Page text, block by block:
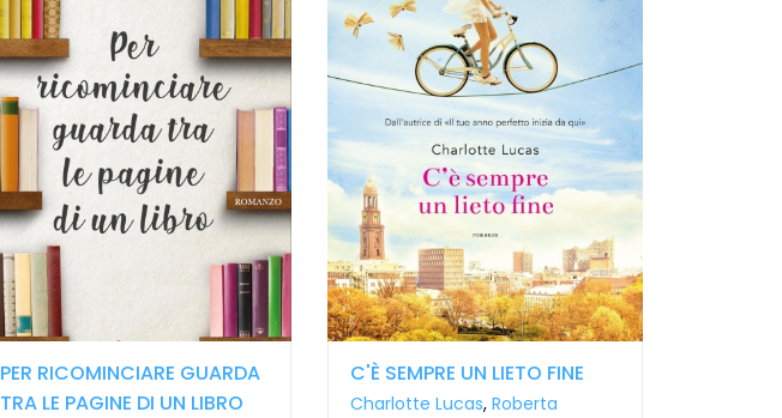
PER RICOMINCIARE GUARDA
TRA LE PAGINE DI UN LIBRO
C'È SEMPRE UN LIETO FINE
Charlotte Lucas,Roberta